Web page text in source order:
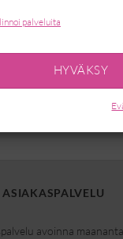
palveluita
HYVÄKSY
ASIAKASPALVELU
avoinna